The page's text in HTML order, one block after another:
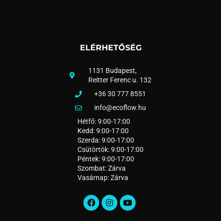
ELÉRHETŐSÉG
1131 Budapest,
Reitter Ferenc u. 132
+36 30 777 8551
info@ecoflow.hu
Hétfő: 9:00-17:00
Kedd: 9:00-17:00
Szerda: 9:00-17:00
Csütörtök: 9:00-17:00
Péntek: 9:00-17:00
Szombat: Zárva
Vasárnap: Zárva